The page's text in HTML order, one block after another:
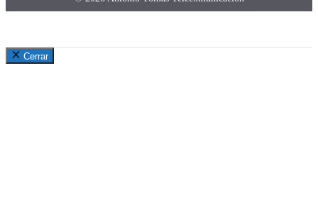
Cerrar